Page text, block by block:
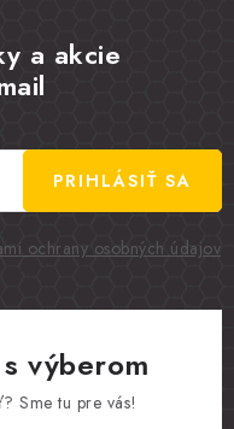
a akcie
ochrany osobných údajov
PRIHLÁSIŤ SA
výberom
Sme tu pre vás!